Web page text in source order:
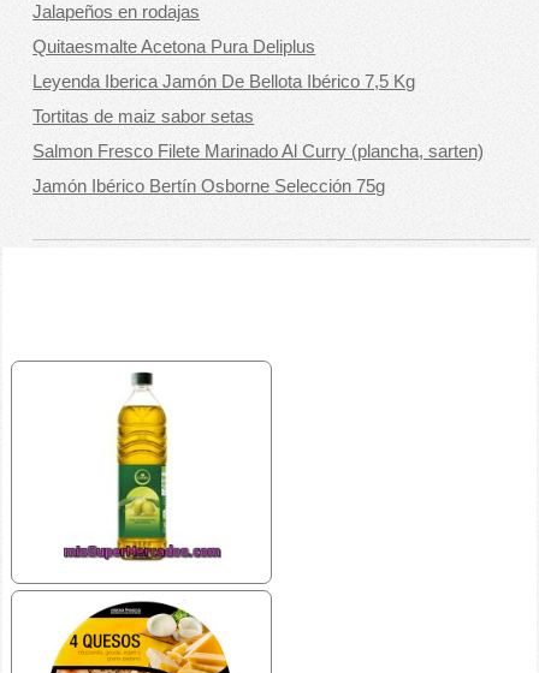
Jalapeños en rodajas
Quitaesmalte Acetona Pura Deliplus
Leyenda Iberica Jamón De Bellota Ibérico 7,5 Kg
Tortitas de maiz sabor setas
Salmon Fresco Filete Marinado Al Curry (plancha, sarten)
Jamón Ibérico Bertín Osborne Selección 75g